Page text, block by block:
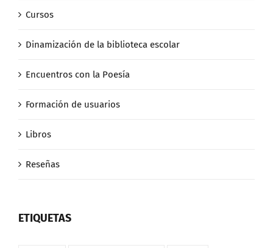
Cursos
Dinamización de la biblioteca escolar
Encuentros con la Poesía
Formación de usuarios
Libros
Reseñas
ETIQUETAS